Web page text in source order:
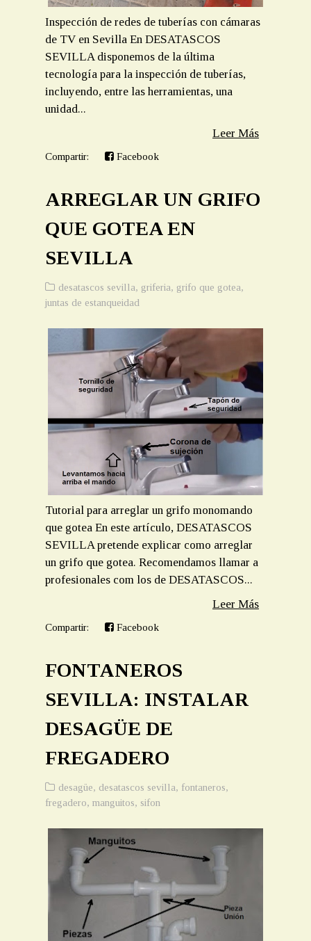
Inspección de redes de tuberías con cámaras
de TV en Sevilla En DESATASCOS
SEVILLA disponemos de la última
tecnología para la inspección de tuberías,
incluyendo, entre las herramientas, una
unidad...
Leer Más
Compartir: Facebook
ARREGLAR UN GRIFO
QUE GOTEA EN
SEVILLA
desatascos sevilla, griferia, grifo que gotea,
juntas de estanqueidad
Tutorial para arreglar un grifo monomando
que gotea En este artículo, DESATASCOS
SEVILLA pretende explicar como arreglar
un grifo que gotea. Recomendamos llamar a
profesionales com los de DESATASCOS...
Leer Más
Compartir: Facebook
FONTANEROS
SEVILLA: INSTALAR
DESAGÜE DE
FREGADERO
desagüe, desatascos sevilla, fontaneros,
fregadero, manguitos, sifon